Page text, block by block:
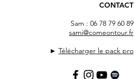
CONTACT
Sam : 06 78 79 60 89
sami@comeontour.fr
► Télécharger le pack pro